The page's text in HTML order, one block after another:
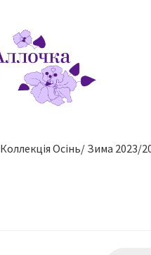
Коллекцiя Осінь/ Зима 2023/